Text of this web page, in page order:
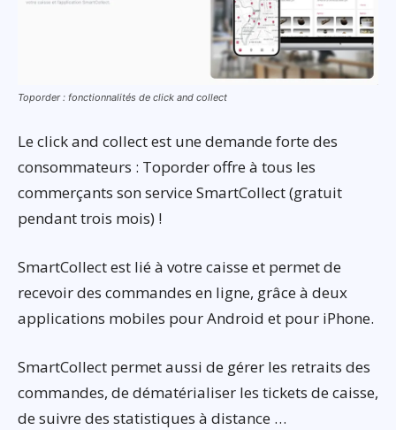
Toporder : fonctionnalités de click and collect
Le click and collect est une demande forte des
consommateurs : Toporder offre à tous les
commerçants son service SmartCollect (gratuit
pendant trois mois) !
SmartCollect est lié à votre caisse et permet de
recevoir des commandes en ligne, grâce à deux
applications mobiles pour Android et pour iPhone.
SmartCollect permet aussi de gérer les retraits des
commandes, de dématérialiser les tickets de caisse,
de suivre des statistiques à distance …